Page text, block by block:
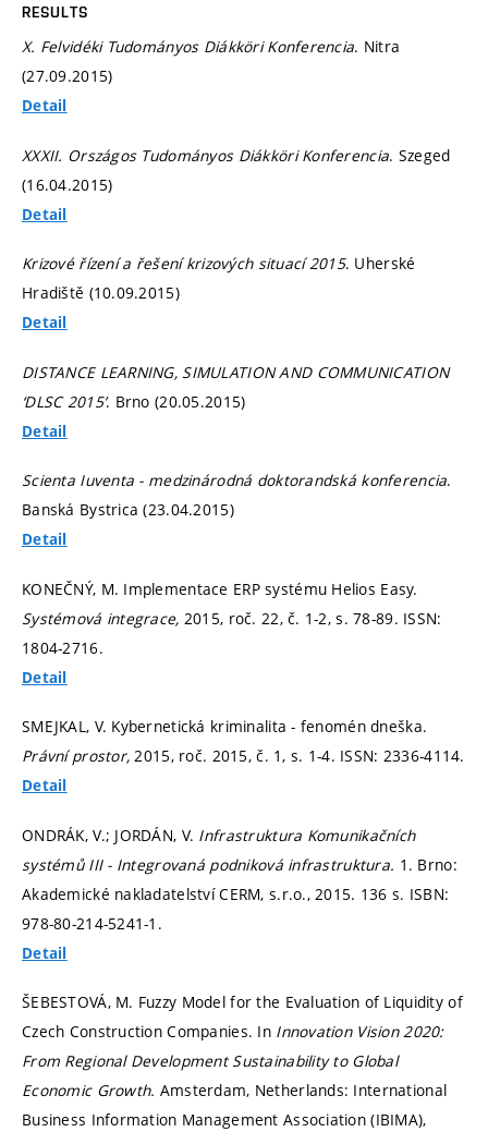
RESULTS
X. Felvidéki Tudományos Diákköri Konferencia. Nitra
(27.09.2015)
Detail
XXXII. Országos Tudományos Diákköri Konferencia. Szeged
(16.04.2015)
Detail
Krizové řízení a řešení krizových situací 2015. Uherské
Hradiště (10.09.2015)
Detail
DISTANCE LEARNING, SIMULATION AND COMMUNICATION
‘DLSC 2015’. Brno (20.05.2015)
Detail
Scienta Iuventa - medzinárodná doktorandská konferencia.
Banská Bystrica (23.04.2015)
Detail
KONEČNÝ, M. Implementace ERP systému Helios Easy.
Systémová integrace, 2015, roč. 22, č. 1-2,s. 78-89. ISSN:
1804-2716.
Detail
SMEJKAL, V. Kybernetická kriminalita - fenomén dneška.
Právní prostor,2015, roč. 2015, č. 1, s. 1-4. ISSN: 2336-4114.
Detail
ONDRÁK, V.; JORDÁN, V. Infrastruktura Komunikačních
systémů III - Integrovaná podniková infrastruktura. 1. Brno:
Akademické nakladatelství CERM, s.r.o., 2015. 136 s. ISBN:
978-80-214-5241-1.
Detail
ŠEBESTOVÁ, M. Fuzzy Model for the Evaluation of Liquidity of
Czech Construction Companies. In Innovation Vision 2020:
From Regional Development Sustainability to Global
Economic Growth. Amsterdam, Netherlands: International
Business Information Management Association (IBIMA),